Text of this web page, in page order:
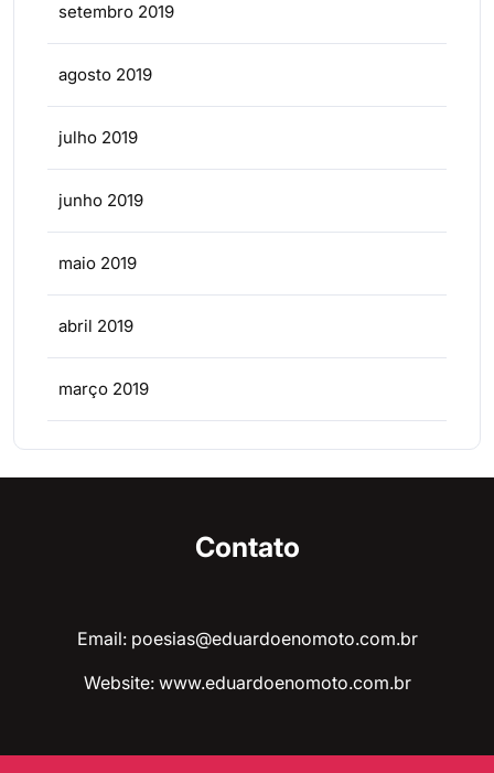
setembro 2019
agosto 2019
julho 2019
junho 2019
maio 2019
abril 2019
março 2019
Contato
Email: poesias@eduardoenomoto.com.br
Website: www.eduardoenomoto.com.br